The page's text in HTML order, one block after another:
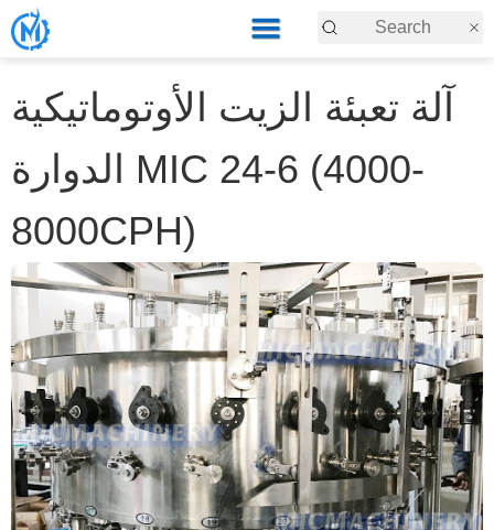
آلة تعبئة الزيت الأوتوماتيكية
الدوارة MIC 24-6 (4000-
8000CPH)